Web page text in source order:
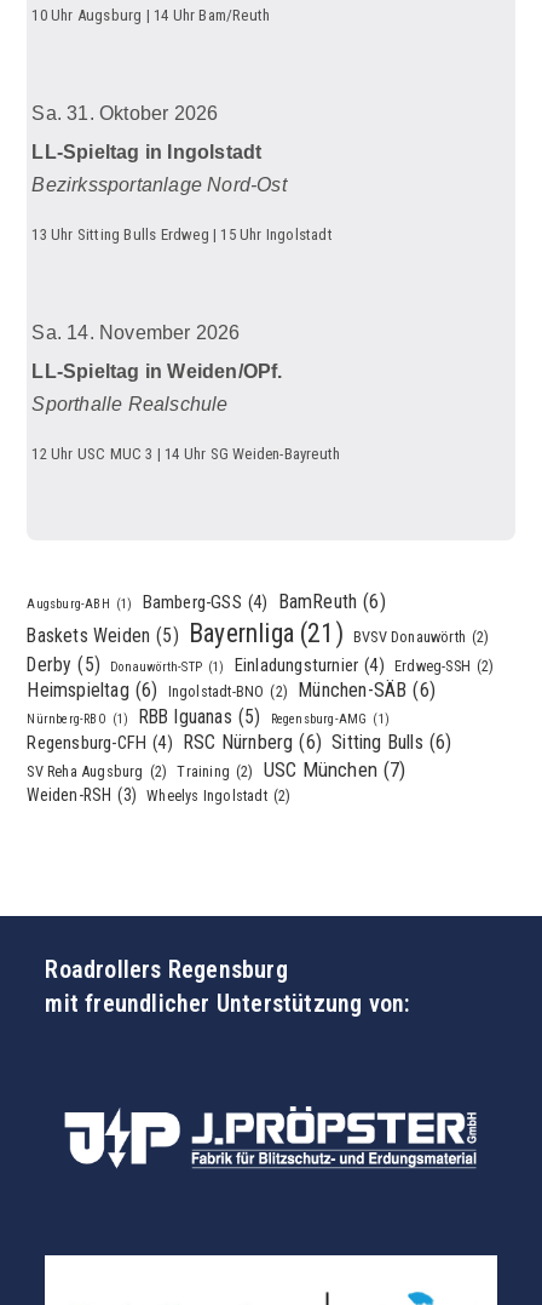
10 Uhr Augsburg | 14 Uhr Bam/Reuth
Sa. 31. Oktober 2026
LL-Spieltag in Ingolstadt
Bezirkssportanlage Nord-Ost
13 Uhr Sitting Bulls Erdweg | 15 Uhr Ingolstadt
Sa. 14. November 2026
LL-Spieltag in Weiden/OPf.
Sporthalle Realschule
12 Uhr USC MUC 3 | 14 Uhr SG Weiden-Bayreuth
Augsburg-ABH (1) Bamberg-GSS (4) BamReuth (6)
Baskets Weiden (5) Bayernliga (21) BVSV Donauwörth (2)
Derby (5) Donauwörth-STP (1) Einladungsturnier (4) Erdweg-SSH (2)
Heimspieltag (6) Ingolstadt-BNO (2) München-SÄB (6)
Nürnberg-RBO (1) RBB Iguanas (5) Regensburg-AMG (1)
Regensburg-CFH (4) RSC Nürnberg (6) Sitting Bulls (6)
SV Reha Augsburg (2) Training (2) USC München (7)
Weiden-RSH (3) Wheelys Ingolstadt (2)
Roadrollers Regensburg
mit freundlicher Unterstützung von: